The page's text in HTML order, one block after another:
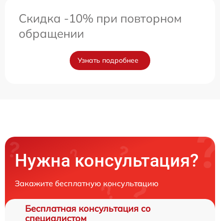
Скидка -10% при повторном
обращении
Узнать подробнее
Нужна консультация?
Закажите бесплатную консультацию
Бесплатная консультация со
специалистом